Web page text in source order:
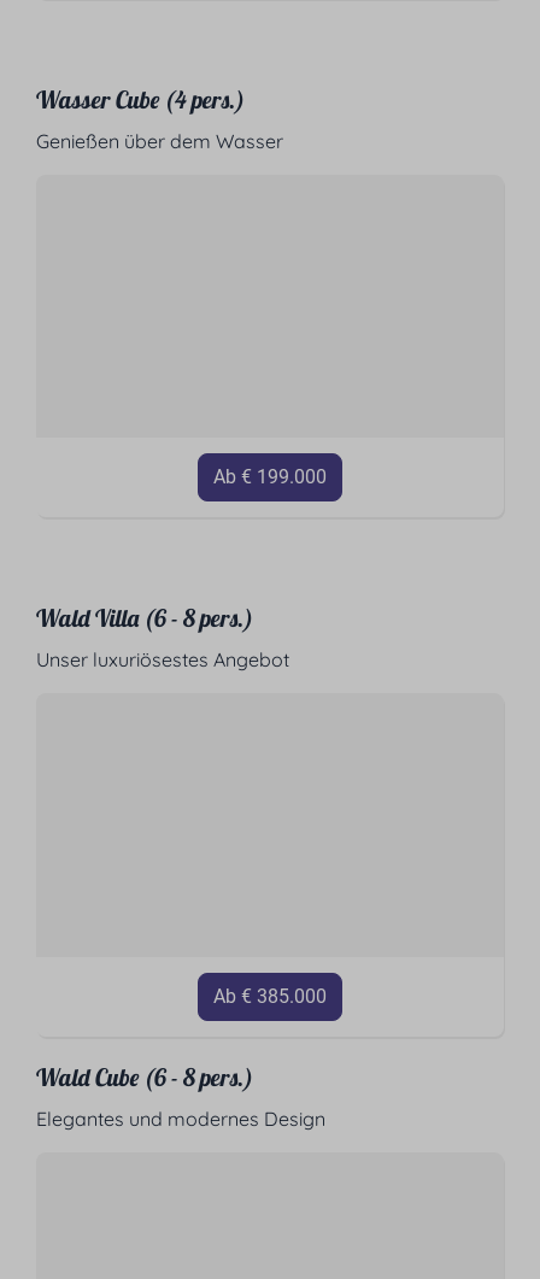
Wasser Cube (4 pers.)
Genießen über dem Wasser
Ab € 199.000
Wald Villa (6 - 8 pers.)
Unser luxuriösestes Angebot
Ab € 385.000
Wald Cube (6 - 8 pers.)
Elegantes und modernes Design